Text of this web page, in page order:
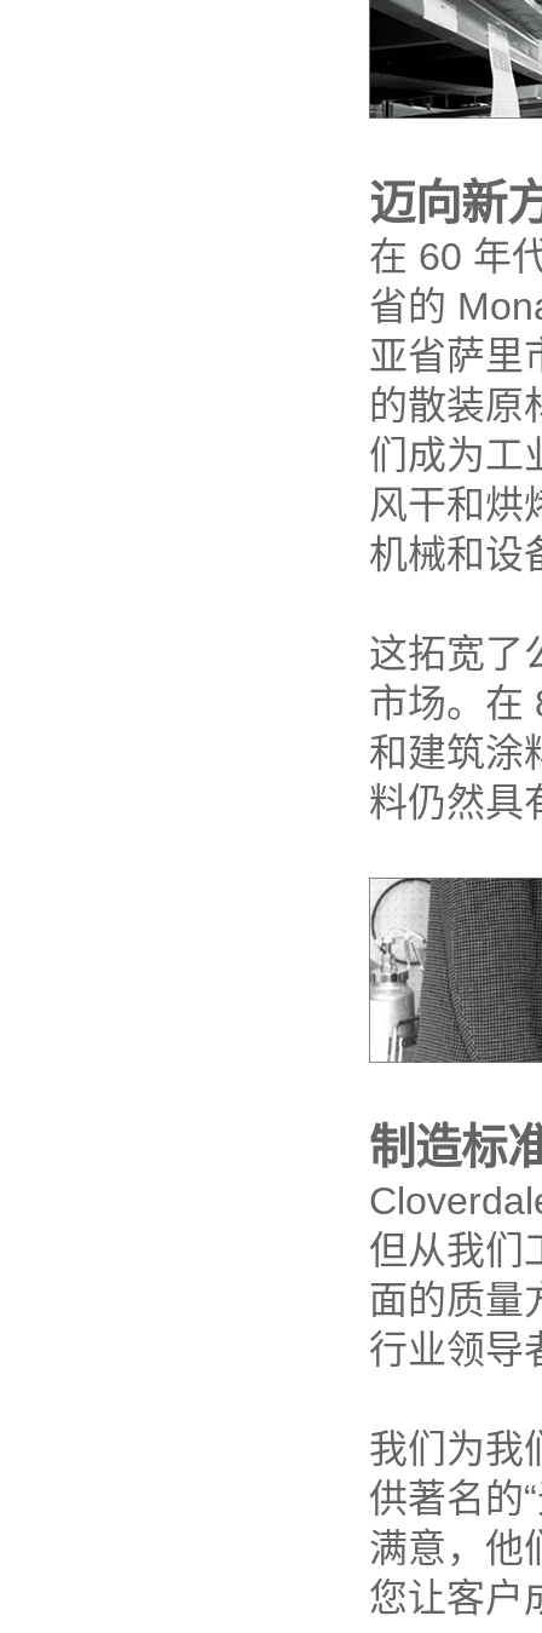
迈向新
在 60 年
省的
亚省萨里
的散装原
们成为工
风干和烘
机械和设
这拓宽了
市场。在
和建筑涂
料仍然具
制造标
但从我们
面的质量
行业领导
我们为我
供著名的
满意，他
您让客户